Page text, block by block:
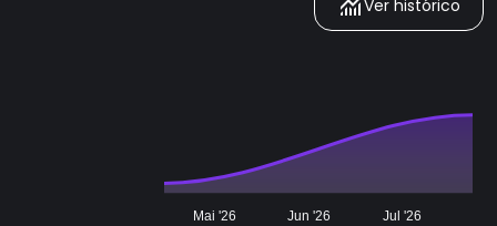
Ver histórico
Mai '26 Jun '26 Jul '26